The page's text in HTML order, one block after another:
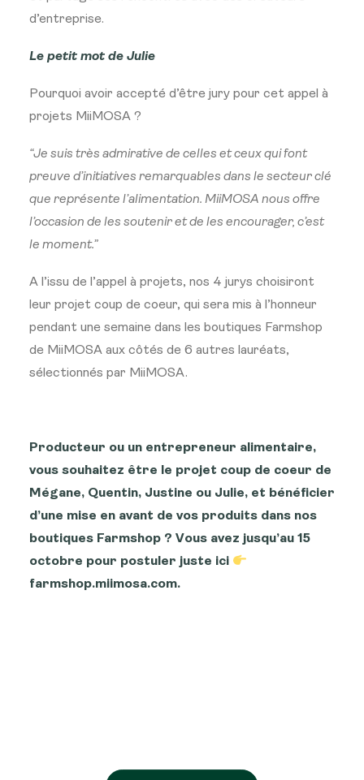
d’entreprise.
Le petit mot de Julie
Pourquoi avoir accepté d’être jury pour cet appel à
projets MiiMOSA ?
“Je suis très admirative de celles et ceux qui font
preuve d’initiatives remarquables dans le secteur clé
que représente l’alimentation. MiiMOSA nous offre
l’occasion de les soutenir et de les encourager, c’est
le moment.”
A l’issu de l’appel à projets, nos 4 jurys choisiront
leur projet coup de coeur, qui sera mis à l’honneur
pendant une semaine dans les boutiques Farmshop
de MiiMOSA aux côtés de 6 autres lauréats,
sélectionnés par MiiMOSA.
Producteur ou un entrepreneur alimentaire,
vous souhaitez être le projet coup de coeur de
Mégane, Quentin, Justine ou Julie, et bénéficier
d’une mise en avant de vos produits dans nos
boutiques Farmshop ? Vous avez jusqu’au 15
octobre pour postuler juste ici
farmshop.miimosa.com.